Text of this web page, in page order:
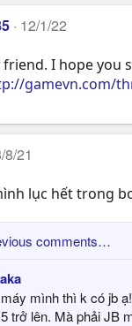
12/1/22
I hope you
gamevn.com/
8/21
lục hết trong
comments…
mình thì k có jb
trở lên. Mà phải JB